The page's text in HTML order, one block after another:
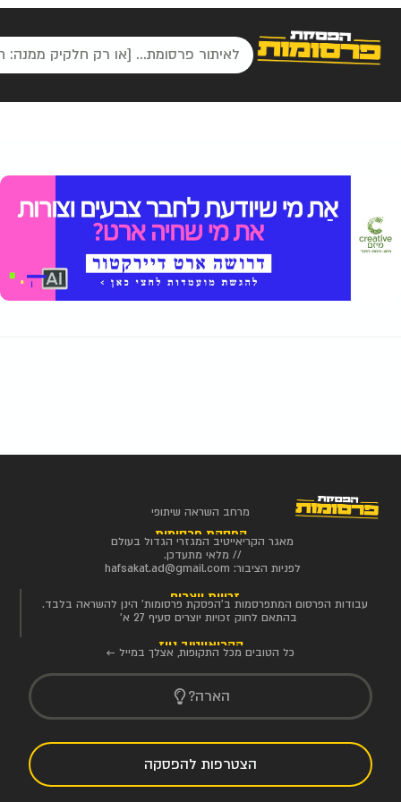
מרחב השראה שיתופי
הפסקת פרסומות
מאגר הקריאייטיב המגזרי הגדול בעולם
// מלאי מתעדכן.
לפניות הציבור: hafsakat.ad@gmail.com
זכויות יוצרים
עבודות הפרסום המתפרסמות ב'הפסקת פרסומות' הינן להשראה בלבד.
בהתאם לחוק זכויות יוצרים סעיף 27 א'
הקריאייטיב ניוז
כל הטובים מכל התקופות, אצלך במייל ←
הארה?
הצטרפות להפסקה